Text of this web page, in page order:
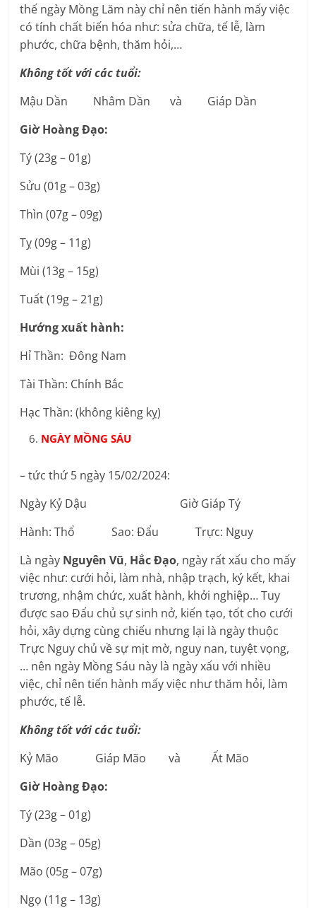
thế ngày Mồng Lăm này chỉ nên tiến hành mấy việc
có tính chất biến hóa như: sửa chữa, tế lễ, làm
phước, chữa bệnh, thăm hỏi,…
Không tốt với các tuổi:
Mậu Dần Nhâm Dần và Giáp Dần
Giờ Hoàng Đạo:
Tý (23g – 01g)
Sửu (01g – 03g)
Thìn (07g – 09g)
Tỵ (09g – 11g)
Mùi (13g – 15g)
Tuất (19g – 21g)
Hướng xuất hành:
Hỉ Thần: Đông Nam
Tài Thần: Chính Bắc
Hạc Thần: (không kiêng kỵ)
NGÀY MỒNG SÁU
– tức thứ 5 ngày 15/02/2024:
Ngày Kỷ Dậu Giờ Giáp Tý
Hành: Thổ Sao: Đẩu Trực: Nguy
Là ngày Nguyên Vũ, Hắc Đạo, ngày rất xấu cho mấy
việc như: cưới hỏi, làm nhà, nhập trạch, ký kết, khai
trương, nhậm chức, xuất hành, khởi nghiệp… Tuy
được sao Đẩu chủ sự sinh nở, kiến tạo, tốt cho cưới
hỏi, xây dựng cùng chiếu nhưng lại là ngày thuộc
Trực Nguy chủ về sự mịt mờ, nguy nan, tuyệt vọng,
… nên ngày Mồng Sáu này là ngày xấu với nhiều
việc, chỉ nên tiến hành mấy việc như thăm hỏi, làm
phước, tế lễ.
Không tốt với các tuổi:
Kỷ Mão Giáp Mão và Ất Mão
Giờ Hoàng Đạo:
Tý (23g – 01g)
Dần (03g – 05g)
Mão (05g – 07g)
Ngọ (11g – 13g)